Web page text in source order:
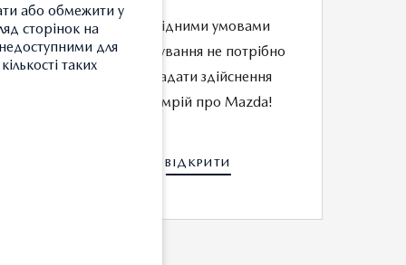
З вигідними умовами
кредитування не потрібно
відкладати здійснення
своїх мрій про Mazda!
ВІДКРИТИ
або обмежити у
сторінок на
для
таких